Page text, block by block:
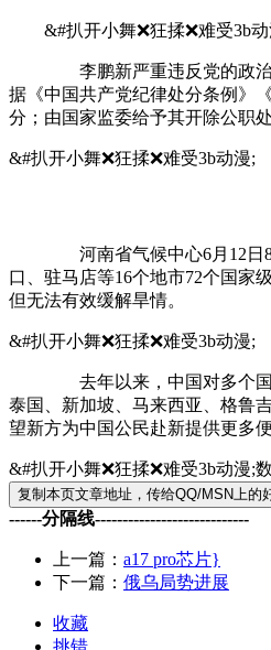
&#扒开小舞❌狂揉❌难受3b动
李鹏新严重违反党的政治纪律
据《中国共产党纪律处分条例》
分；由国家监委给予其开除公职
&#扒开小舞❌狂揉❌难受3b动
河南省气候中心6月12日8时发
口、驻马店等16个地市72个国家
但无法有效缓解旱情。
&#扒开小舞❌狂揉❌难受3b动
去年以来，中国对多个国家单
泰国、新加坡、马来西亚、格鲁
望新方为中国公民赴新提供更多便
&#扒开小舞❌狂揉❌难受3b动漫;
------分隔线----------------------------
上一篇： a17 pro芯片}
下一篇： 俄乌局势进展
收藏